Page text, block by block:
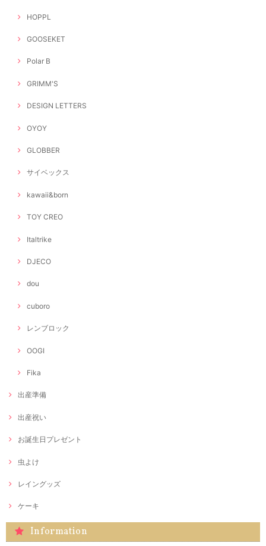
HOPPL
GOOSEKET
Polar B
GRIMM'S
DESIGN LETTERS
OYOY
GLOBBER
サイベックス
kawaii&born
TOY CREO
Italtrike
DJECO
dou
cuboro
レンブロック
OOGI
Fika
出産準備
出産祝い
お誕生日プレゼント
虫よけ
レイングッズ
ケーキ
Information